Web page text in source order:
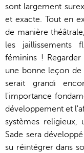
sont largement
et exacte. Tout en
de manière
les jaillissements
féminins !
une bonne leçon
serait grandi
l'importance
développement et
systèmes religieux,
Sade sera
su réintégrer dans